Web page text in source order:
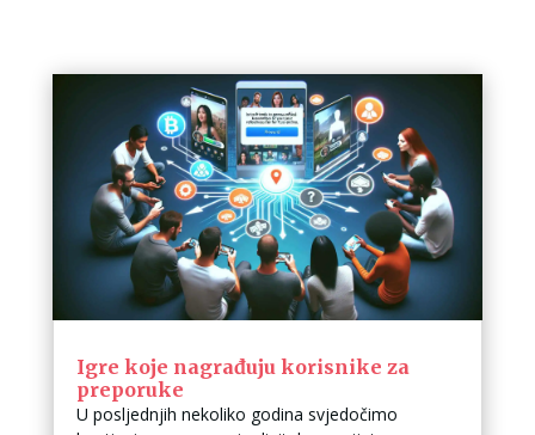
Igre koje nagrađuju korisnike za
preporuke
U posljednjih nekoliko godina svjedočimo